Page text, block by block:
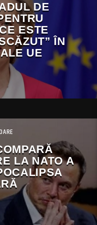
DE
ESTE
ÎN
UE
LA NATO A